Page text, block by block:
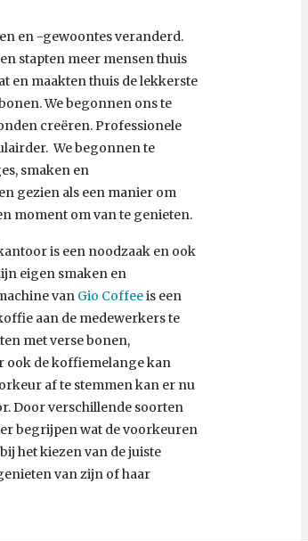
en -gewoontes veranderd.
stapten meer mensen thuis
en maakten thuis de lekkerste
We begonnen ons te
creëren. Professionele
We begonnen te
smaken en
gezien als een manier om
moment om van te genieten.
is een noodzaak en ook
eigen smaken en
van Gio Coffeeis een
aan de medewerkers te
met verse bonen,
ook de koffiemelange kan
af te stemmen kan er nu
Door verschillende soorten
begrijpen wat de voorkeuren
het kiezen van de juiste
van zijn of haar